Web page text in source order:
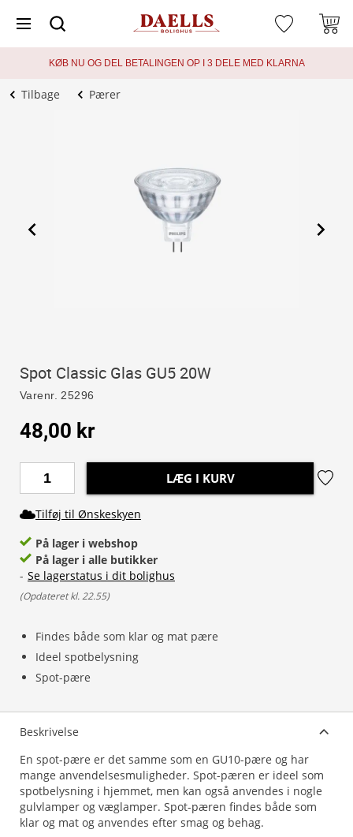
KØB NU OG DEL BETALINGEN OP I 3 DELE MED KLARNA
Tilbage Pærer
Spot Classic Glas GU5 20W
Varenr. 25296
Findes både som klar og mat pære
Ideel spotbelysning
Spot-pære
48,00 kr
LÆG I KURV
Tilføj til Ønskeskyen
På lager i webshop
På lager i alle butikker
- Se lagerstatus i dit bolighus
(Opdateret kl. 22.55)
Beskrivelse
En spot-pære er det samme som en GU10-pære og har
mange anvendelsesmuligheder. Spot-pæren er ideel som
spotbelysning i hjemmet, men kan også anvendes i nogle
gulvlamper og væglamper. Spot-pæren findes både som
klar og mat og anvendes efter smag og behag.